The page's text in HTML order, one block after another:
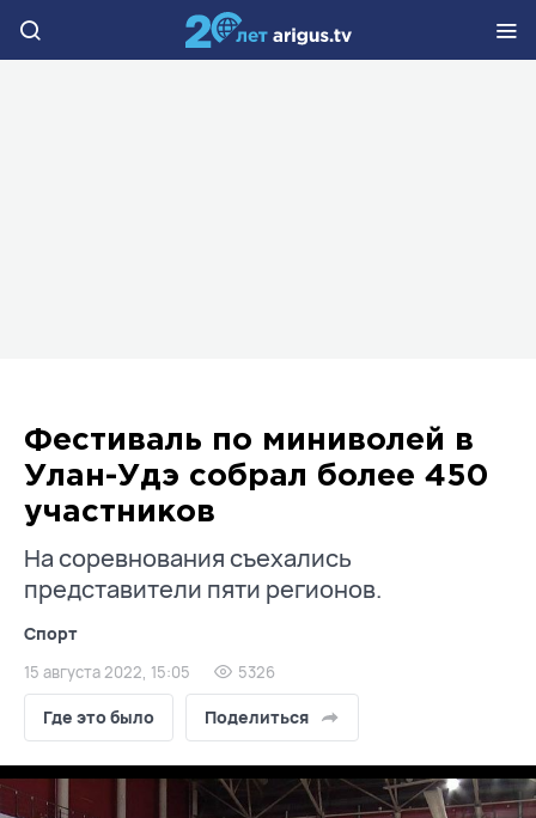
Фестиваль по миниволей в
Улан-Удэ собрал более 450
участников
На соревнования съехались
представители пяти регионов.
Спорт
15 августа 2022, 15:05 5326
Где это было Поделиться